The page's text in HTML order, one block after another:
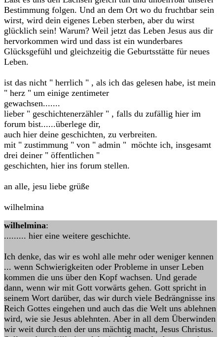
Bestimmung folgen. Und an dem Ort wo du fruchtbar sein
wirst, wird dein eigenes Leben sterben, aber du wirst
glücklich sein! Warum? Weil jetzt das Leben Jesus aus dir
hervorkommen wird und dass ist ein wunderbares
Glücksgefühl und gleichzeitig die Geburtsstätte für neues
Leben.
ist das nicht " herrlich " , als ich das gelesen habe, ist mein
" herz " um einige zentimeter
gewachsen.......
lieber " geschichtenerzähler " , falls du zufällig hier im
forum bist......überlege dir,
auch hier deine geschichten, zu verbreiten.
mit " zustimmung " von " admin " möchte ich, insgesamt
drei deiner " öffentlichen "
geschichten, hier ins forum stellen.
an alle, jesu liebe grüße
wilhelmina
wilhelmina:
......... hier eine weitere geschichte.
Ich denke, das wir es wohl alle mehr oder weniger kennen
... wenn Schwierigkeiten oder Probleme in unser Leben
kommen die uns über den Kopf wachsen. Und gerade
dann, wenn wir mit Gott vorwärts gehen. Gott spricht in
seinem Wort darüber, das wir durch viele Bedrängnisse ins
Reich Gottes eingehen und auch das die Welt uns ablehnen
wird, wie sie Jesus ablehnten. Aber in all dem Überwinden
wir weit durch den der uns mächtig macht, Jesus Christus.